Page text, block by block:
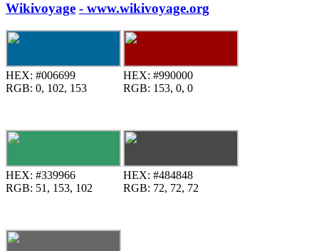
Wikivoyage - www.wikivoyage.org
HEX: #006699
RGB: 0, 102, 153
HEX: #990000
RGB: 153, 0, 0
HEX: #339966
RGB: 51, 153, 102
HEX: #484848
RGB: 72, 72, 72